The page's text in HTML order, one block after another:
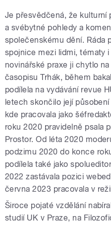
Je přesvědčená, že kulturní
a svébytné pohledy a
společenskému dění. Ráda
spojnice mezi lidmi, tématy
novinářské praxe ji chytlo
časopisu Trhák, během
podílela na vydávání revue
letech skončilo její
kde pracovala jako
roku 2020 pravidelně psala
Prostor. Od léta 2020
podzimu 2020 do konce
podílela také jako
2022 zastávala pozici
června 2023 pracovala v
Široce pojaté vzdělání
studií UK v Praze, na